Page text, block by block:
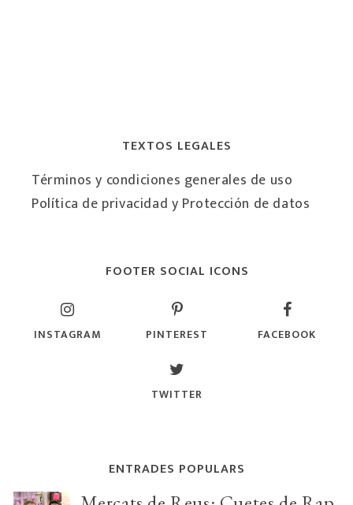
TEXTOS LEGALES
Términos y condiciones generales de uso
Política de privacidad y Protección de datos
FOOTER SOCIAL ICONS
INSTAGRAM PINTEREST FACEBOOK
TWITTER
ENTRADES POPULARS